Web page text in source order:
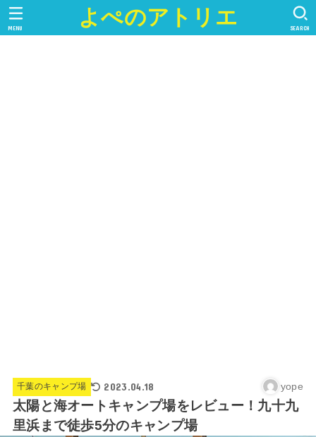
よぺのアトリエ SEARCH
MENU
千葉のキャンプ場 2023.04.18 yope
太陽と海オートキャンプ場をレビュー！九十九
里浜まで徒歩5分のキャンプ場